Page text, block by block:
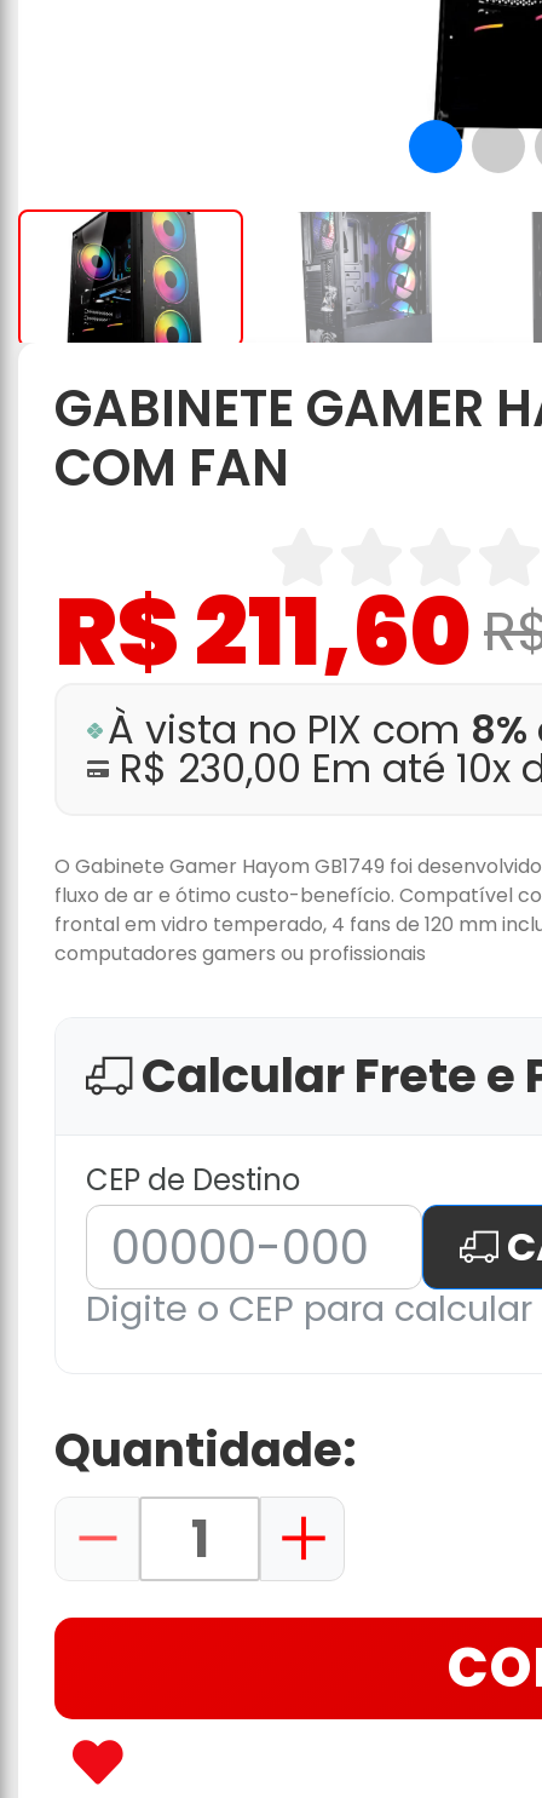
GABINETE GAMER
COM FAN
R$ 211,60
À vista no PIX com
R$ 230,00 Em até 10x
O Gabinete Gamer Hayom GB1749 foi
fluxo de ar e ótimo custo-benefício. Compatível
frontal em vidro temperado, 4 fans de 120 mm
computadores gamers ou profissionais
Calcular Frete e
CEP de Destino
Digite o CEP para
Quantidade: